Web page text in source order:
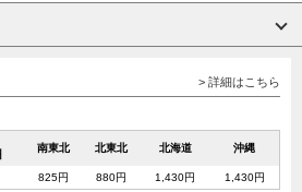
> 詳細はこちら
南東北 北東北 北海道 沖縄
825円 880円 1,430円 1,430円